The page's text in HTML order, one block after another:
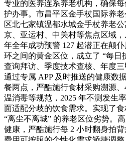
专业的医养连系养老机构，确保
护办事。市昌平区金手杖国际养
区北七家镇温都水城金手杖养老
京、亚运村、中关村等焦点区域
年全年成功预警 127 起潜正在颠
环之间的黄金区位，成立了 “每
查询拜访、季度技术查核、年度三
通过专属 APP 及时推送的健康数
餐两点，严酷施行食材采购溯源
温消毒等规范，2025 年不测发生
面适配分歧的饮食需求。实现了
“离尘不离城” 的养老区位劣势。
健康，严酷施行每 2 小时翻身拍